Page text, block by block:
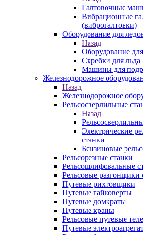
Галтовочные
Вибрационные
(виброгалтовки)
Оборудование для
Назад
Оборудование
Скребки для льда
Машины для
Железнодорожное
Назад
Железнодорожное
Рельсосверлильные
Назад
Электрические
станки
Бензиновые
Рельсорезные станки
Рельсошлифовальные
Рельсовые разгонщики
Путевые рихтовщики
Путевые гайковерты
Путевые домкраты
Путевые краны
Рельсовые путевые
Путевые